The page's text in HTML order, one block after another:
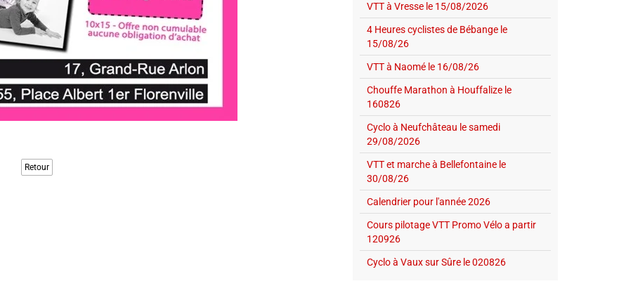
Retour
VTT à Vresse le 15/08/2026
4 Heures cyclistes de Bébange le
15/08/26
VTT à Naomé le 16/08/26
Chouffe Marathon à Houffalize le
160826
Cyclo à Neufchâteau le samedi
29/08/2026
VTT et marche à Bellefontaine le
30/08/26
Calendrier pour l'année 2026
Cours pilotage VTT Promo Vélo a partir
120926
Cyclo à Vaux sur Sûre le 020826